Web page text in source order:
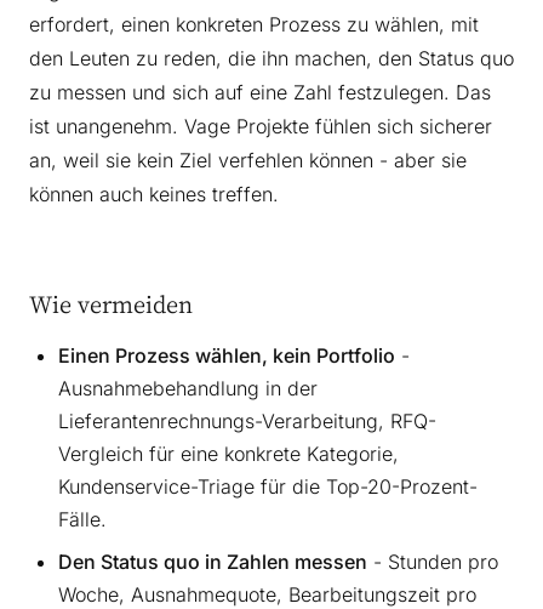
erfordert, einen konkreten Prozess zu wählen, mit
den Leuten zu reden, die ihn machen, den Status quo
zu messen und sich auf eine Zahl festzulegen. Das
ist unangenehm. Vage Projekte fühlen sich sicherer
an, weil sie kein Ziel verfehlen können - aber sie
können auch keines treffen.
Wie vermeiden
Einen Prozess wählen, kein Portfolio -
Ausnahmebehandlung in der
Lieferantenrechnungs-Verarbeitung, RFQ-
Vergleich für eine konkrete Kategorie,
Kundenservice-Triage für die Top-20-Prozent-
Fälle.
Den Status quo in Zahlen messen - Stunden pro
Woche, Ausnahmequote, Bearbeitungszeit pro